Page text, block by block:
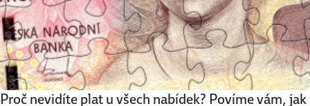
Proč nevidíte plat u všech nabídek? Povíme vám, jak